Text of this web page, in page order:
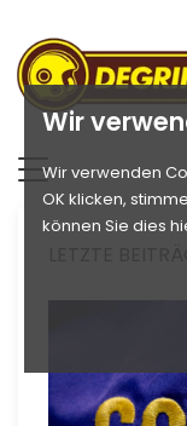
Wir
Wir verwenden
OK klicken,
können Sie dies